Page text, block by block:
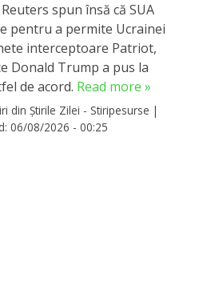
spun însă că SUA
pentru a permite Ucrainei
interceptoare Patriot,
Donald Trump a pus la
de acord. Read more »
din Știrile Zilei - Stiripesurse |
06/08/2026 - 00:25